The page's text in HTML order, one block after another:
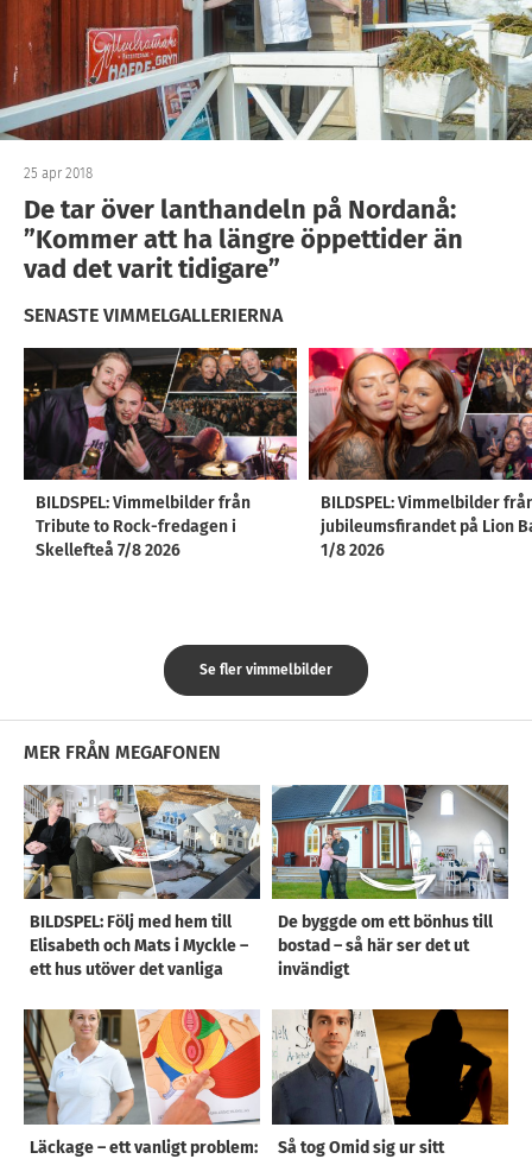
25 apr 2018
De tar över lanthandeln på Nordanå:
”Kommer att ha längre öppettider än
vad det varit tidigare”
SENASTE VIMMELGALLERIERNA
BILDSPEL: Vimmelbilder från
Tribute to Rock-fredagen i
Skellefteå 7/8 2026
BILDSPEL: Vimmelbilder
jubileumsfirandet på Lion
1/8 2026
Se fler vimmelbilder
MER FRÅN MEGAFONEN
BILDSPEL: Följ med hem till
Elisabeth och Mats i Myckle –
ett hus utöver det vanliga
De byggde om ett bönhus till
bostad – så här ser det ut
invändigt
Läckage – ett vanligt problem:
Så tog Omid sig ur sitt